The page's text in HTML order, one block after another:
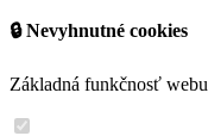
🔒 Nevyhnutné cookies
Základná funkčnosť